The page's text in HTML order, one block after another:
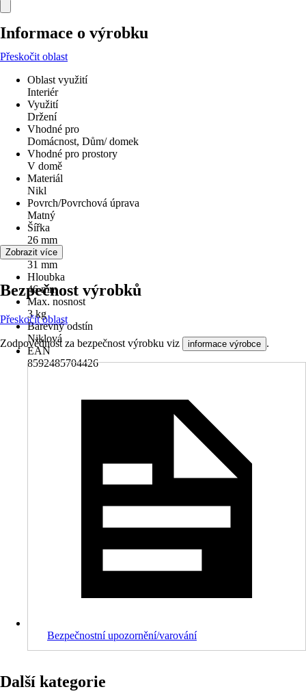
Informace o výrobku
Přeskočit oblast
Oblast využití
Interiér
Využití
Držení
Vhodné pro
Domácnost, Dům/ domek
Vhodné pro prostory
V domě
Materiál
Nikl
Povrch/Povrchová úprava
Matný
Šířka
26 mm
Výška
31 mm
Hloubka
46 mm
Max. nosnost
3 kg
Barevný odstín
Niklová
EAN
8592485704426
Zobrazit více
Bezpečnost výrobků
Přeskočit oblast
Zodpovědnost za bezpečnost výrobku viz informace výrobce .
Bezpečnostní upozornění/varování
Další kategorie